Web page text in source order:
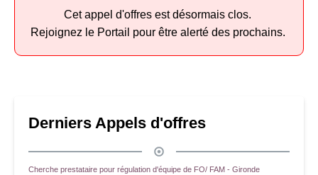
Cet appel d'offres est désormais clos.
Rejoignez le Portail pour être alerté des prochains.
Derniers Appels d'offres
Cherche prestataire pour régulation d'équipe de FO/ FAM - Gironde